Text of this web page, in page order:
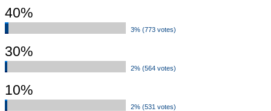
40%
3% (773 votes)
30%
2% (564 votes)
10%
2% (531 votes)